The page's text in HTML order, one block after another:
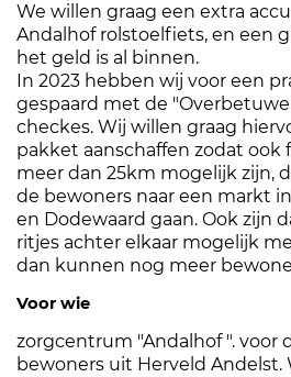
We willen graag een extra
Andalhof rolstoelfiets, en een
het geld is al binnen.
In 2023 hebben wij voor een
gespaard met de
checkes. Wij willen graag
pakket aanschaffen zodat ook
meer dan 25km mogelijk zijn,
de bewoners naar een markt
en Dodewaard gaan. Ook zijn
ritjes achter elkaar mogelijk
dan kunnen nog meer
Voor wie
zorgcentrum "Andalhof ". voor
bewoners uit Herveld Andelst.